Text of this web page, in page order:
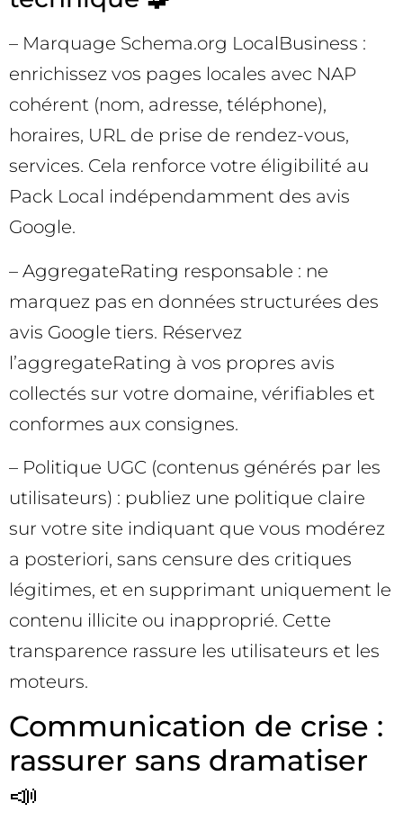
– Marquage Schema.org LocalBusiness :
enrichissez vos pages locales avec NAP
cohérent (nom, adresse, téléphone),
horaires, URL de prise de rendez-vous,
services. Cela renforce votre éligibilité au
Pack Local indépendamment des avis
Google.
– AggregateRating responsable : ne
marquez pas en données structurées des
avis Google tiers. Réservez
l’aggregateRating à vos propres avis
collectés sur votre domaine, vérifiables et
conformes aux consignes.
– Politique UGC (contenus générés par les
utilisateurs) : publiez une politique claire
sur votre site indiquant que vous modérez
a posteriori, sans censure des critiques
légitimes, et en supprimant uniquement le
contenu illicite ou inapproprié. Cette
transparence rassure les utilisateurs et les
moteurs.
Communication de crise :
rassurer sans dramatiser
📣